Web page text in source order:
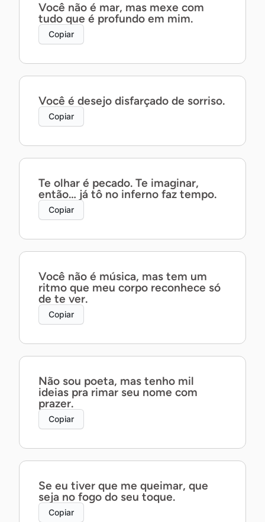
Você não é mar, mas mexe com
tudo que é profundo em mim.
Copiar
Você é desejo disfarçado de sorriso.
Copiar
Te olhar é pecado. Te imaginar,
então… já tô no inferno faz tempo.
Copiar
Você não é música, mas tem um
ritmo que meu corpo reconhece só
de te ver.
Copiar
Não sou poeta, mas tenho mil
ideias pra rimar seu nome com
prazer.
Copiar
Se eu tiver que me queimar, que
seja no fogo do seu toque.
Copiar